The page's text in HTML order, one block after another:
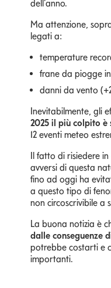
dell’anno.
Ma attenzione,
legati a:
temperature
frane da piogge
danni da vento
Inevitabilmente, gli
2025 il più colpito
12 eventi meteo
Il fatto di risiedere
avversi di questa
fino ad oggi ha
a questo tipo di
non circoscrivibile a
La buona notizia è
dalle conseguenze
potrebbe costarti e
importanti.